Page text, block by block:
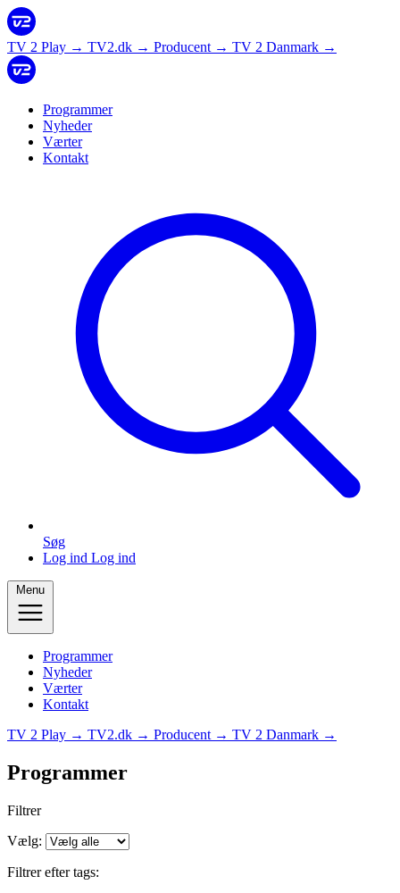
TV 2 Play → TV2.dk → Producent → TV 2 Danmark →
Programmer
Nyheder
Værter
Kontakt
Søg
Log ind Log ind
Menu
Programmer
Nyheder
Værter
Kontakt
TV 2 Play → TV2.dk → Producent → TV 2 Danmark →
Programmer
Filtrer
Vælg:
Filtrer efter tags: